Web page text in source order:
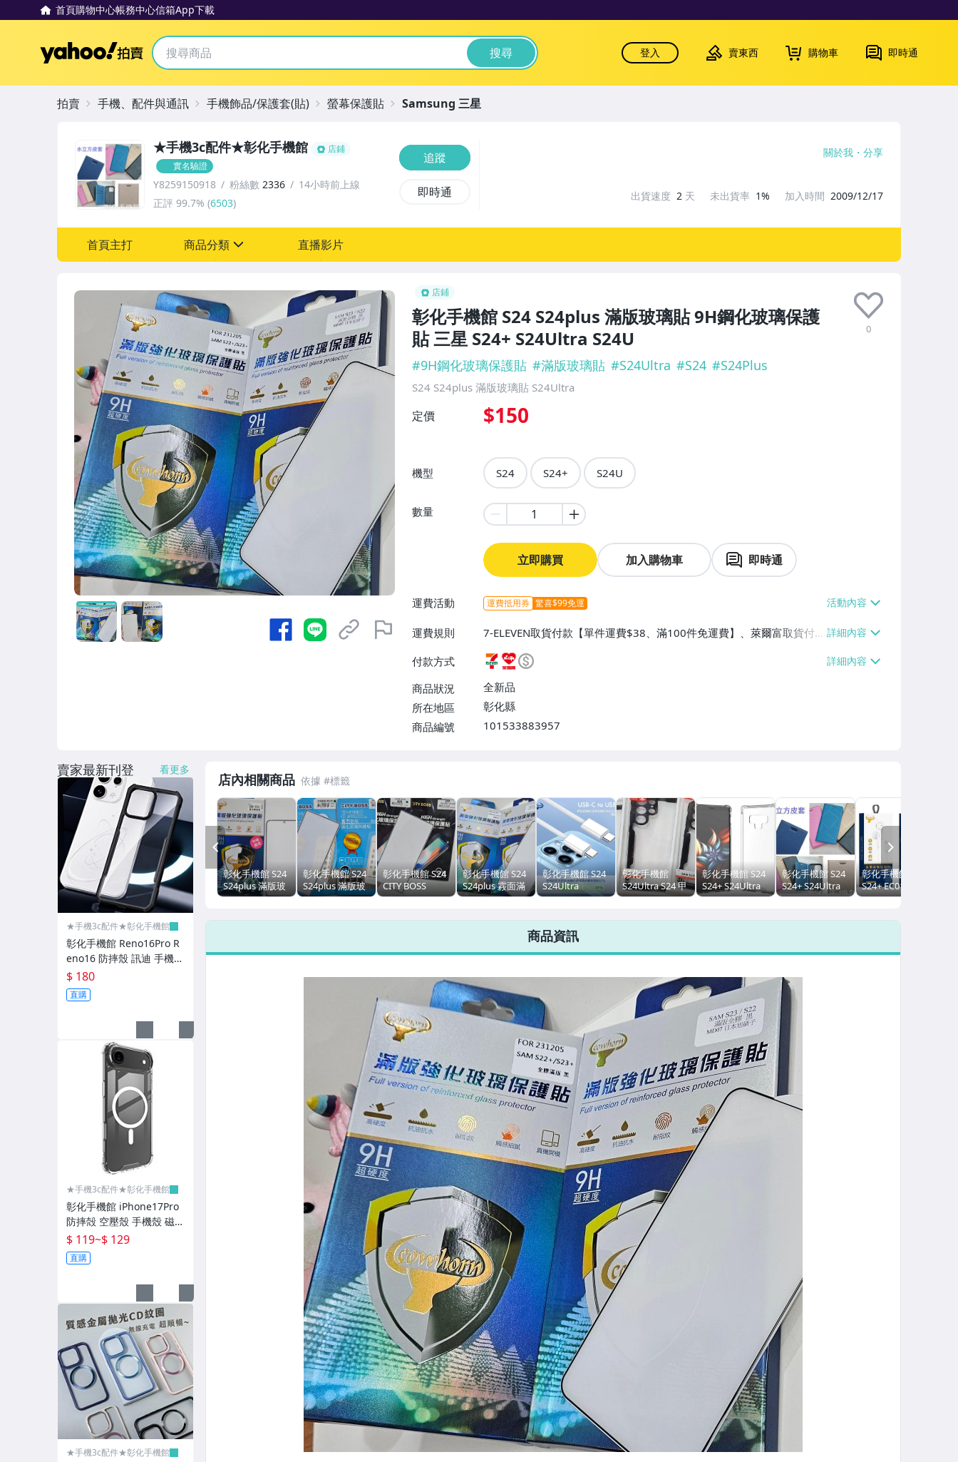
首頁購物中心帳務中心信箱App下載
Yahoo拍賣 搜尋 登入 賣東西 購物車 即時通
店鋪
彰化手機館 S24 S24plus 滿版玻璃貼 9H鋼化玻璃保護
貼 三星 S24+ S24Ultra S24U
0
#9H鋼化玻璃保護貼 #滿版玻璃貼 #S24Ultra #S24 #S24Plus
S24 S24plus 滿版玻璃貼 S24Ultra
定價 $150
機型 S24 S24+ S24U
數量
立即購買 加入購物車 即時通
運費活動 運費抵用券 驚喜$99免運
運費規則
7-ELEVEN取貨付款【單件運費$38、滿100件免運費】、萊爾富取貨付
款【單件運費$60、滿100件免運費】、郵局掛號【單件運費$39、滿10
0件免運費】、面交/自取/不寄送【免運費】、離島配送【單件運費$5
0、滿100件免運費】
付款方式
商品狀況
全新品
所在地區
彰化縣
商品編號
101533883957
★手機3c配件★彰化手機館
店鋪
實名驗證
Y8259150918 粉絲數 2336
14小時前上線
正評 99.7% (6503)
追蹤
即時通
關於我 分享
出貨速度 2 天 未出貨率 1% 加入時間 2009/12/17
首頁主打 商品分類
★iPhone17專區
★iPhone16專區
★iPhone15專區
★iPhone14專區
★當月促銷
★出清特賣
CITY BOSS
cowhorn牛角
UNIQTOUGH
手機
記憶卡
側掀皮套-隱藏磁扣
手機皮套-小叮噹/大嘴猴
手機皮套-迪士尼系列
手機皮套-史努比
手機皮套-KT/角落
皮套-腰卦
藍牙/耳機
行動電源
生活團購(好康分享區)
硬博士 玻璃貼
AiTEL 專區
玻璃貼
玻璃貼-三星
滿版玻璃貼
滿版玻璃貼-三星
玻璃貼-抗藍光防窺霚面
9H玻璃貼-卡通版
保護貼-亮面/霧面
正版-BMW
正版-法拉利
正版-賓士
正版-施華洛世奇
直播影片
拍賣 手機、配件與通訊 手機飾品/保護套(貼) 螢幕保護貼 Samsung 三星
店內相關商品
彰化手機館 S24
S24plus 滿版玻
璃貼 霚面防指紋
S24Ultra S24U
彰化手機館 S24
S24plus 滿版玻
璃貼 霚面防指紋
S24+ S24Ultra
彰化手機館 S24
CITY BOSS
S24plus 滿版玻
S24Ultra S24U
彰化手機館 S24
S24plus 霚面滿
版玻璃貼 玻璃保
S24Ultra S24U
彰化手機館 S24
S24Ultra
S24+TypeC 充電
織線 C TO C
S24Plus S23
S23+
彰化手機館
S24Ultra S24 甲
殼 防摔殼 訊迪
殼 XUNDD 甲殼
彰化手機館 S24
S24+ S24Ultra
手機殼 四角加厚
軍規殼 S24Plus
彰化手機館 S24
S24+ S24Ultra
手機皮套 水立方
套 三星 S24plus
彰化手機館 S24
S24+ EC01耳機
TypeC接口 線控
S24Plus
PREV
商品資訊
賣家最新刊登 看更多
★手機3c配件★彰化手機館
彰化手機館 Reno16Pro R
eno16 防摔殼 訊迪 手機殼
XUNDD 甲殼蟲 OPPO Re
no16F
$ 180
直購
★手機3c配件★彰化手機館
彰化手機館 iPhone17Pro
防摔殻 空壓殼 手機殼 磁吸
殼 iPhone17 i17 iPhone1
7ProMax
$ 119~$ 129
直購
★手機3c配件★彰化手機館